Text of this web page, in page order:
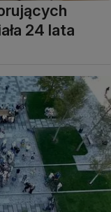
24 lata